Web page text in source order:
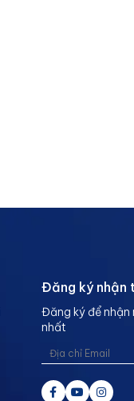
Đăng ký nhận
Đăng ký để nhận
nhất